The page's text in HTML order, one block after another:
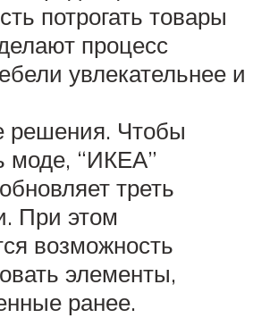
потрогать товары
процесс
увлекательнее и
решения. Чтобы
моде, “ИКЕА”
треть
При этом
возможность
элементы,
ранее.